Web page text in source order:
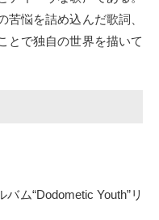
悩を詰め込んだ歌詞、
とで独自の世界を描いて
ム“Dodometic Youth”リ